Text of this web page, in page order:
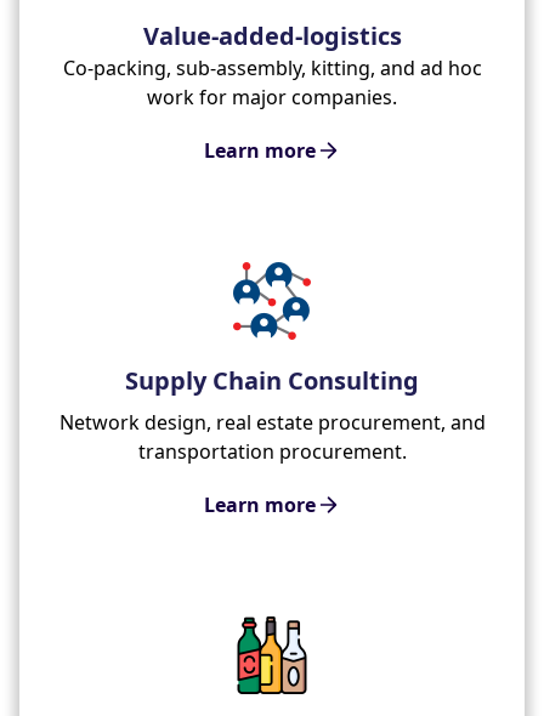
Value-added-logistics
Co-packing, sub-assembly, kitting, and ad hoc
work for major companies.
Learn more
Supply Chain Consulting
Network design, real estate procurement, and
transportation procurement.
Learn more